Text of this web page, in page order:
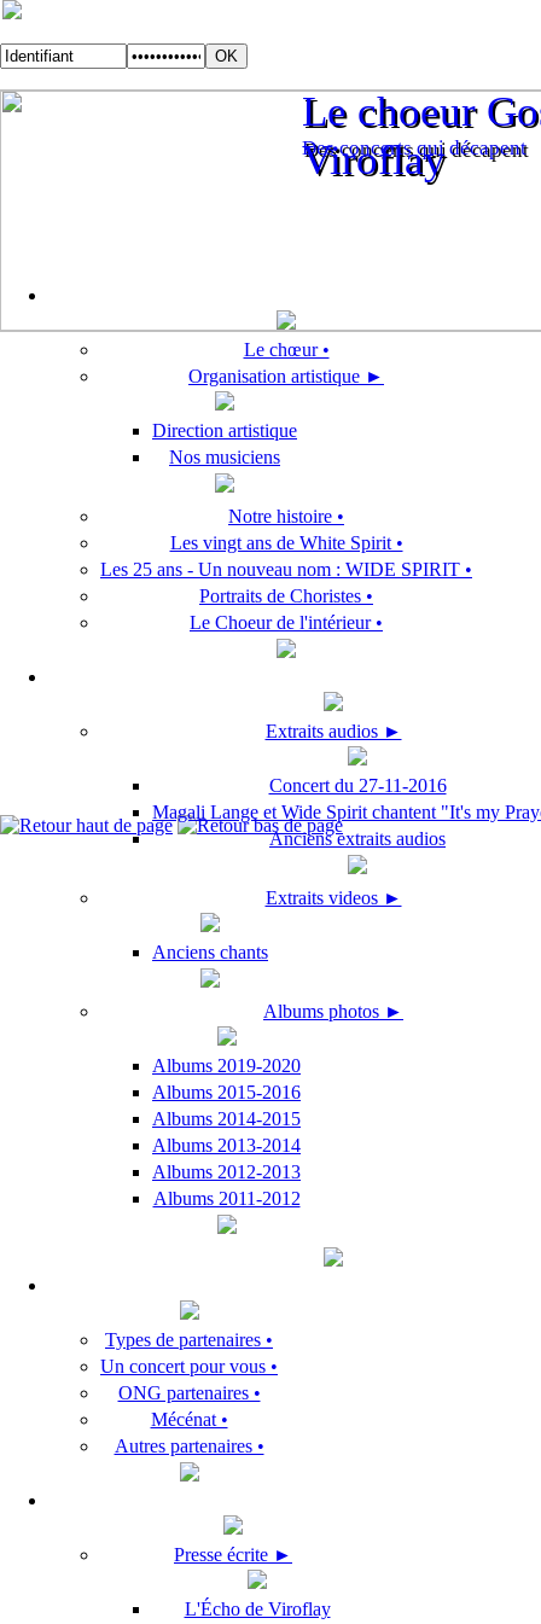
Des concerts qui décapent
Le choeur
Viroflay
Des concerts qui décapent
Le choeur
Viroflay
Le chœur •
Organisation artistique ►
Direction artistique
Nos musiciens
Notre histoire •
Les vingt ans de White Spirit •
Les 25 ans - Un nouveau nom : WIDE SPIRIT •
Portraits de Choristes •
Le Choeur de l'intérieur •
Extraits audios ►
Concert du 27-11-2016
Magali Lange et Wide Spirit chantent "It's my
Anciens extraits audios
Extraits videos ►
Anciens chants
Albums photos ►
Albums 2019-2020
Albums 2015-2016
Albums 2014-2015
Albums 2013-2014
Albums 2012-2013
Albums 2011-2012
Types de partenaires •
Un concert pour vous •
ONG partenaires •
Mécénat •
Autres partenaires •
Presse écrite ►
L'Écho de Viroflay